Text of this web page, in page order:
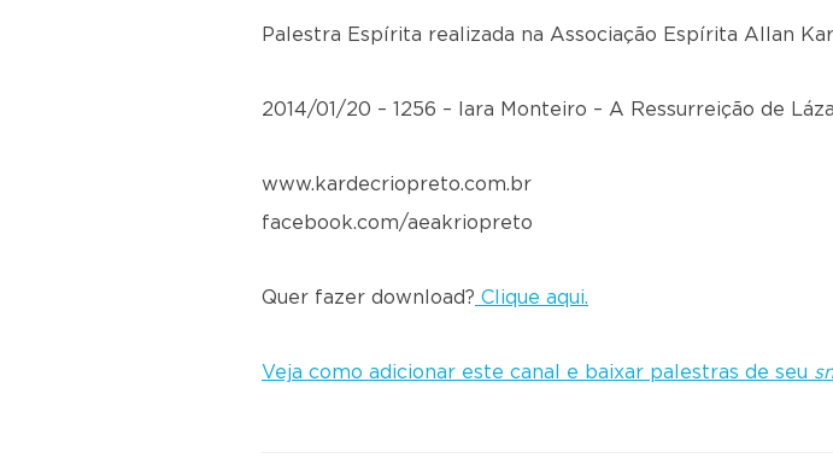
Palestra Espírita realizada na Associação Espírita Allan
2014/01/20 – 1256 – Iara Monteiro – A Ressurreição de
www.kardecriopreto.com.br
facebook.com/aeakriopreto
Quer fazer download? Clique aqui.
Veja como adicionar este canal e baixar palestras de seu